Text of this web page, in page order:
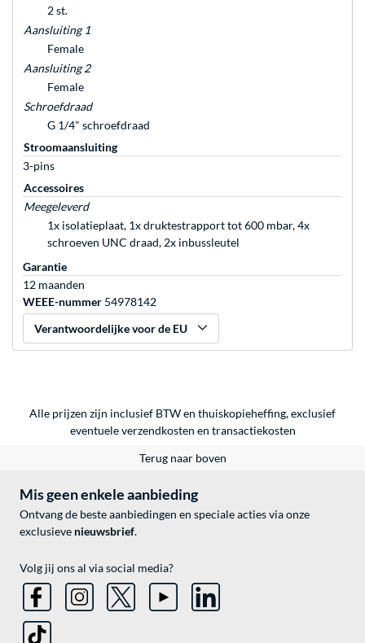
2 st.
Aansluiting 1
Female
Aansluiting 2
Female
Schroefdraad
G 1/4" schroefdraad
Stroomaansluiting
3-pins
Accessoires
Meegeleverd
1x isolatieplaat, 1x druktestrapport tot 600 mbar, 4x
schroeven UNC draad, 2x inbussleutel
Garantie
12 maanden
WEEE-nummer 54978142
Verantwoordelijke voor de EU
Alle prijzen zijn inclusief BTW en thuiskopieheffing, exclusief
eventueleverzendkosten en transactiekosten
Terug naar boven
Mis geen enkele aanbieding
Ontvang de beste aanbiedingen en speciale acties via onze
exclusieve nieuwsbrief.
Volg jij ons al via social media?